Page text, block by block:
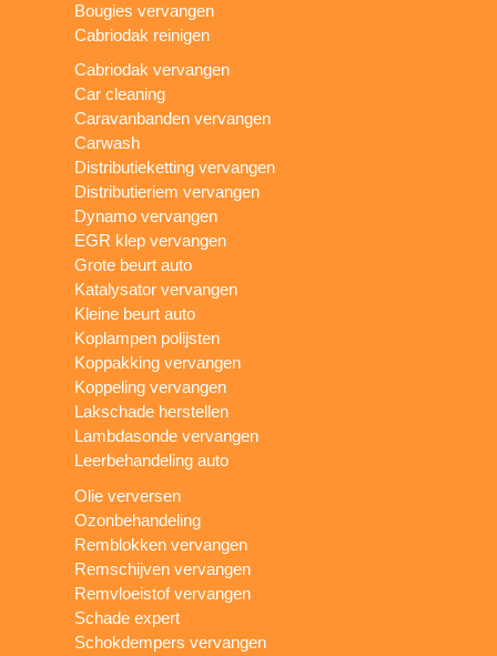
Bougies vervangen
Cabriodak reinigen
Cabriodak vervangen
Car cleaning
Caravanbanden vervangen
Carwash
Distributieketting vervangen
Distributieriem vervangen
Dynamo vervangen
EGR klep vervangen
Grote beurt auto
Katalysator vervangen
Kleine beurt auto
Koplampen polijsten
Koppakking vervangen
Koppeling vervangen
Lakschade herstellen
Lambdasonde vervangen
Leerbehandeling auto
Olie verversen
Ozonbehandeling
Remblokken vervangen
Remschijven vervangen
Remvloeistof vervangen
Schade expert
Schokdempers vervangen